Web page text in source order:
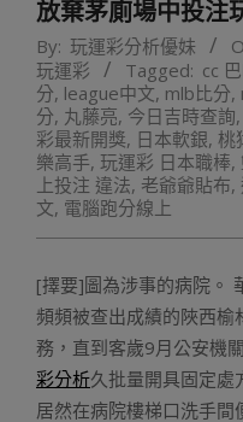
放棄茅廁場中投注
By: 玩運彩分析優妹
玩運彩
Tagged: cc
分, league中文, mlb比分,
分, 丸藤亮, 今日吉時查詢,
彩最新開獎, 日本軟銀, 桃
樂高手, 玩運彩 日本職棒,
上投注 違法, 老爺爺貼布,
文, 電腦跑分線上
[擇要]圖為涉事的病院。
頻頻被查出成績的陜西榆
務，直到客歲9月公安機
彩分析久批量開具固定處
居然在病院樓梯口洗手